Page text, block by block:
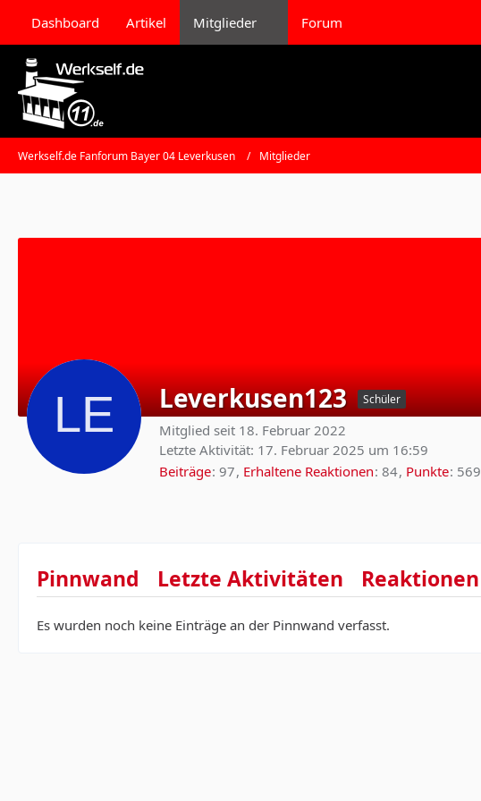
Dashboard Artikel Mitglieder Forum
Werkself.de Fanforum Bayer 04 Leverkusen Mitglieder
Leverkusen123 Schüler
Mitglied seit 18. Februar 2022
Letzte Aktivität: 17. Februar 2025 um 16:59
Beiträge 97 Erhaltene Reaktionen 84 Punkte 569
Pinnwand Letzte Aktivitäten Reaktionen
Es wurden noch keine Einträge an der Pinnwand verfasst.